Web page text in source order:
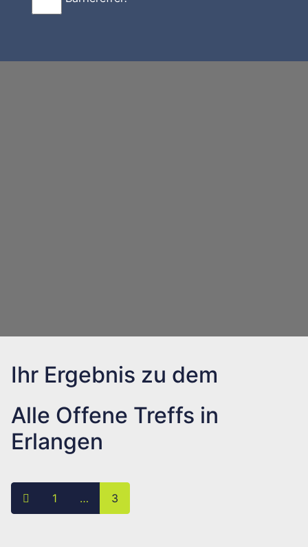
Ihr Ergebnis zu dem
Alle Offene Treffs in
Erlangen
Posts navigation
Neuere Beiträge
1 … 3